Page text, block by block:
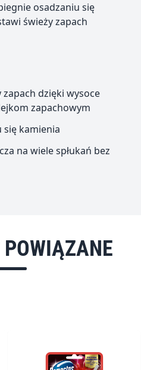
osadzaniu się
świeży zapach
dzięki wysoce
zapachowym
się kamienia
na wiele spłukań bez